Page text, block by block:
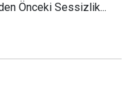
Önceki Sessizlik...